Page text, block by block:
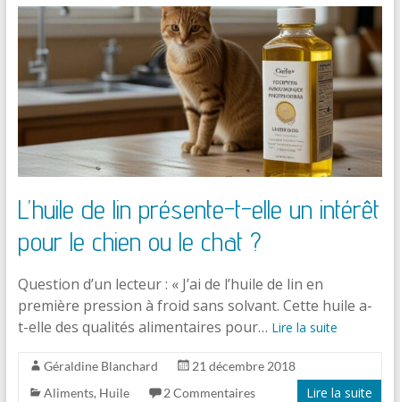
L’huile de lin présente-t-elle un intérêt
pour le chien ou le chat ?
Question d’un lecteur : « J’ai de l’huile de lin en
première pression à froid sans solvant. Cette huile a-
t-elle des qualités alimentaires pour… Lire la suite
Géraldine Blanchard
21 décembre 2018
Aliments, Huile 2 Commentaires Lire la suite